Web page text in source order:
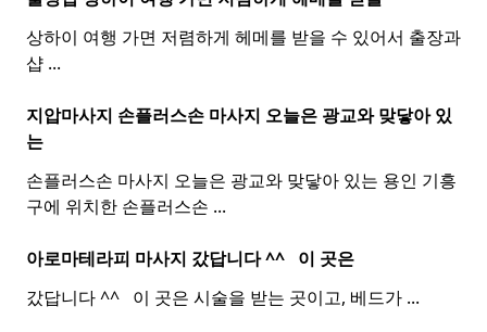
상하이 여행 가면 저렴하게 헤메를 받을 수 있어서 출장과
샵 ...
지압마사지 손플러스손 마사지 오늘은 광교와 맞닿아 있
는
손플러스손 마사지 오늘은 광교와 맞닿아 있는 용인 기흥
구에 위치한 손플러스손 ...
아로마테라피 마사지 갔답니다 ^^ ​ ​ 이 곳은
갔답니다 ^^ ​ ​ 이 곳은 시술을 받는 곳이고, 베드가 ...